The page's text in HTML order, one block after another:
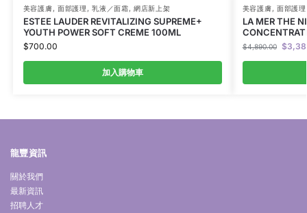
美容護膚, 面部護理 ,乳液／面霜,網店新上架
ESTEE LAUDER REVITALIZING SUPREME+
YOUTH POWER SOFT CREME 100ML
$700.00
加入購物車
美容護膚, 面部護理
LA MER THE
$4,890.00 $
龍豐資訊
關於我們
最新資訊
招聘人才